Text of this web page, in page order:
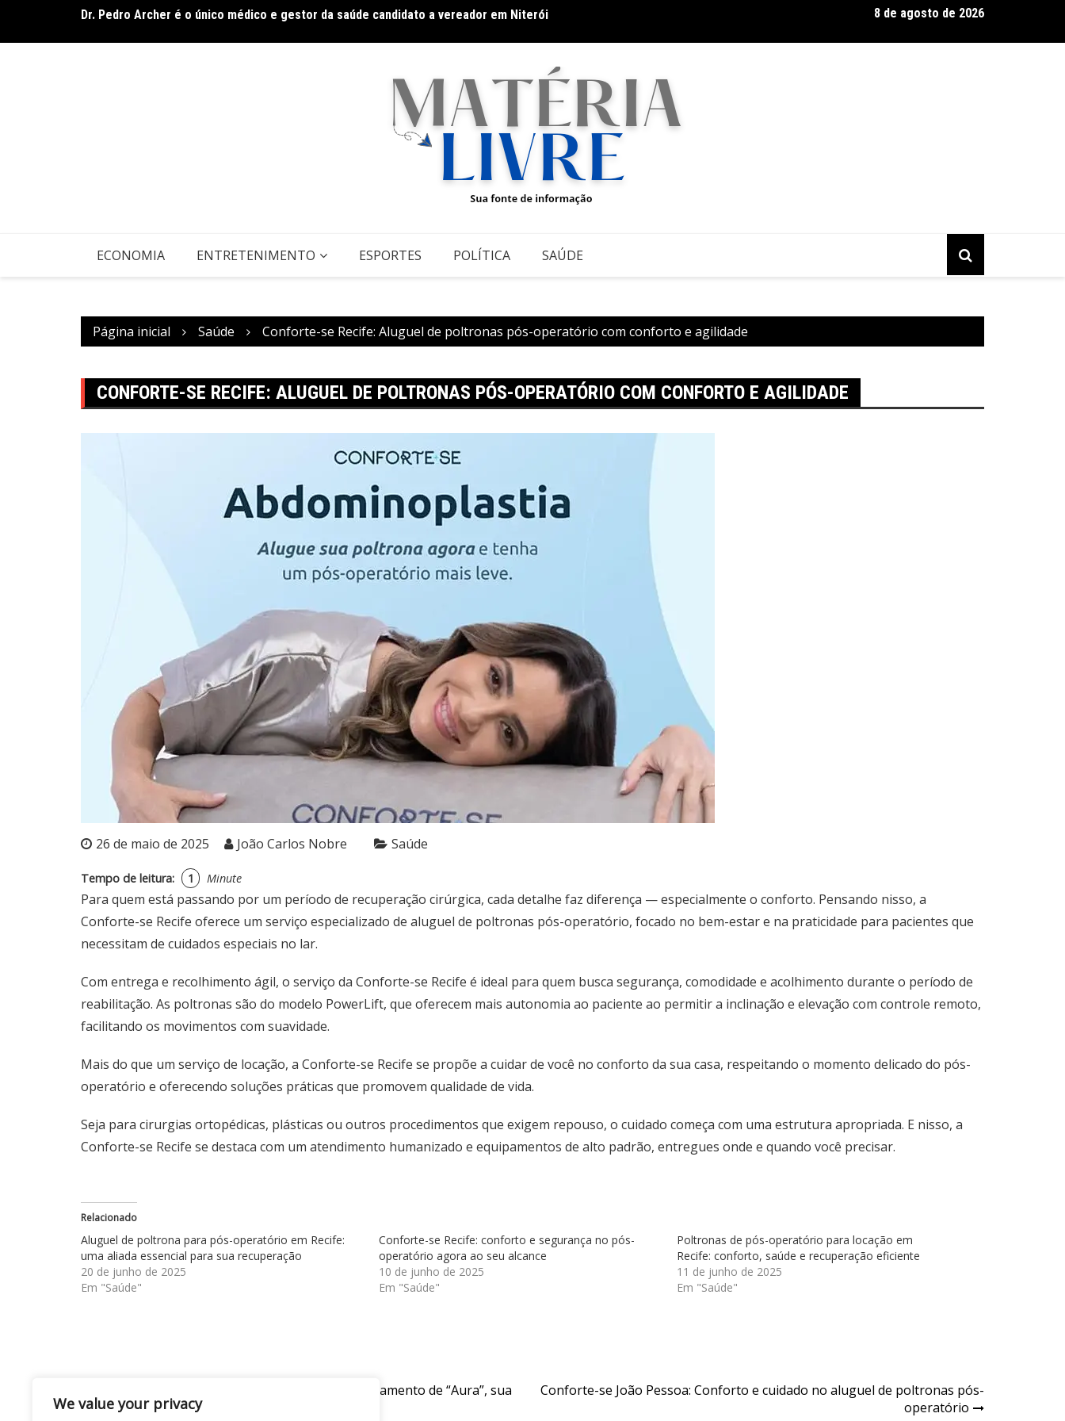
We value your privacy
o
Dr. Pedro Archer é o único médico e gestor da saúde candidato a vereador em Niterói Documentário CONTRACENA foi exibido na UFU, no Grupontapé e no
8 de agosto de 2026
ECONOMIA ENTRETENIMENTO ESPORTES POLÍTICA SAÚDE
Página inicial Saúde Conforte-se Recife: Aluguel de poltronas pós-operatório com conforto e agilidade
CONFORTE-SE RECIFE: ALUGUEL DE POLTRONAS PÓS-OPERATÓRIO COM CONFORTO E AGILIDADE
26 de maio de 2025 João Carlos Nobre Saúde
Tempo de leitura: 1 Minute
Para quem está passando por um período de recuperação cirúrgica, cada detalhe faz diferença — especialmente o conforto. Pensando nisso, a
Conforte-se Recife oferece um serviço especializado de aluguel de poltronas pós-operatório, focado no bem-estar e na praticidade para pacientes que
necessitam de cuidados especiais no lar.
Com entrega e recolhimento ágil, o serviço da Conforte-se Recife é ideal para quem busca segurança, comodidade e acolhimento durante o período de
reabilitação. As poltronas são do modelo PowerLift, que oferecem mais autonomia ao paciente ao permitir a inclinação e elevação com controle remoto,
facilitando os movimentos com suavidade.
Mais do que um serviço de locação, a Conforte-se Recife se propõe a cuidar de você no conforto da sua casa, respeitando o momento delicado do pós-
operatório e oferecendo soluções práticas que promovem qualidade de vida.
Seja para cirurgias ortopédicas, plásticas ou outros procedimentos que exigem repouso, o cuidado começa com uma estrutura apropriada. E nisso, a
Conforte-se Recife se destaca com um atendimento humanizado e equipamentos de alto padrão, entregues onde e quando você precisar.
Relacionado
Aluguel de poltrona para pós-operatório em Recife:
uma aliada essencial para sua recuperação
20 de junho de 2025
Em "Saúde"
Conforte-se Recife: conforto e segurança no pós-
operatório agora ao seu alcance
10 de junho de 2025
Em "Saúde"
Poltronas de pós-operatório para locação em
Recife: conforto, saúde e recuperação eficiente
11 de junho de 2025
Em "Saúde"
Navegação
Mariana Palombo celebra novos projetos e lançamento de “Aura”, sua
mais recente música
Conforte-se João Pessoa: Conforto e cuidado no aluguel de poltronas pós-
operatório